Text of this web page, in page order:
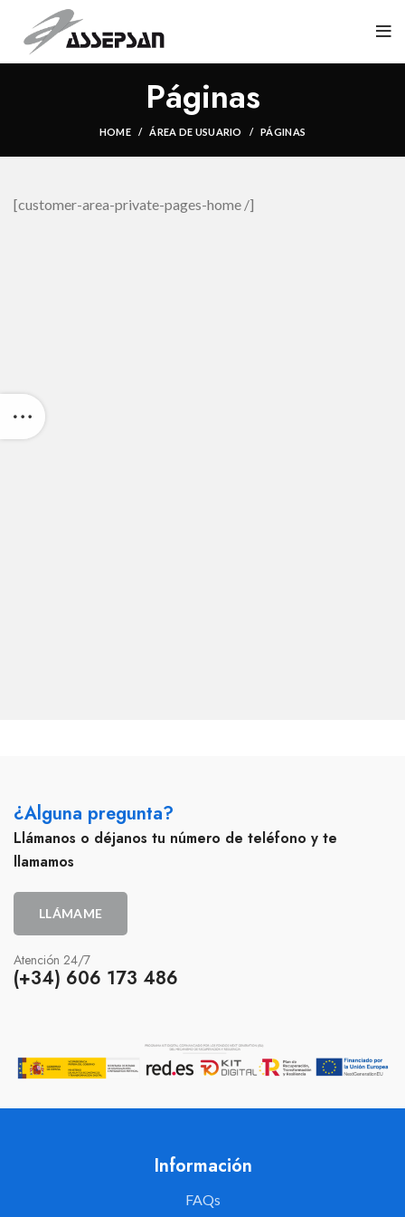
Páginas
HOME ÁREA DE USUARIO PÁGINAS
[customer-area-private-pages-home /]
¿Alguna pregunta?
Llámanos o déjanos tu número de teléfono y te
llamamos
LLÁMAME
Atención 24/7
(+34) 606 173 486
Información
FAQs